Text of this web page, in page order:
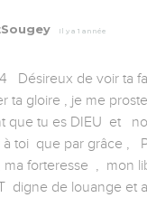
Il y a 1 année
Désireux de voir ta
ta gloire , je me
que tu es DIEU  et
toi  que par grâce ,
ma forteresse  ,  mon
digne de louange et